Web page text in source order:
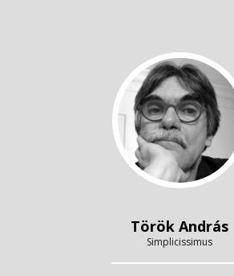
Török András
Simplicissimus